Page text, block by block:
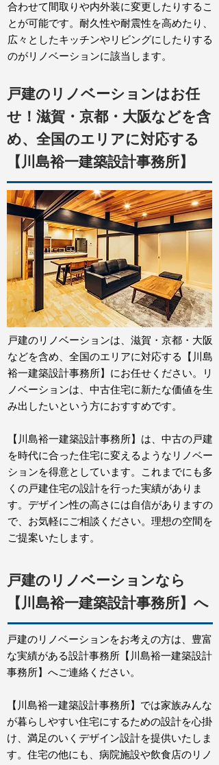
合わせて間取りや内外装に変更したりするこ
とが可能です。耐久性や耐震性を高めたり、
広々としたキッチンやリビングにしたりする
のがリノベーションに該当します。
戸建のリノベーションはお任
せ！滋賀・京都・大阪などを含
め、全国のエリアに対応する
【川島裕一建築設計事務所】
戸建のリノベーションは、滋賀・京都・大阪
などを含め、全国のエリアに対応する【川島
裕一建築設計事務所】にお任せください。リ
ノベーションは、中古住宅に新たな価値を生
み出したいという方におすすめです。
【川島裕一建築設計事務所】は、中古の戸建
を時代に合った住宅に変えるようなリノベー
ションを得意としています。これまでにも多
くの戸建住宅の設計を行った実績がありま
す。デザイン性の高さには自信がありますの
で、お気軽にご相談ください。理想の空間を
ご提案いたします。
戸建のリノベーションなら
【川島裕一建築設計事務所】へ
戸建のリノベーションをお考えの方は、豊富
な実績がある設計事務所【川島裕一建築設計
事務所】へご連絡ください。
【川島裕一建築設計事務所】では家族みんな
が暮らしやすい住宅にするための設計を心掛
け、満足のいくデザイン設計を提供いたしま
す。住宅の他にも、病院施設や飲食店のリノ